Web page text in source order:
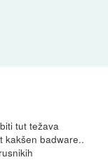
tut težava
kakšen badware..